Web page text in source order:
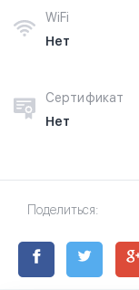
WiFi
Нет
Сертификат
Нет
Поделиться: